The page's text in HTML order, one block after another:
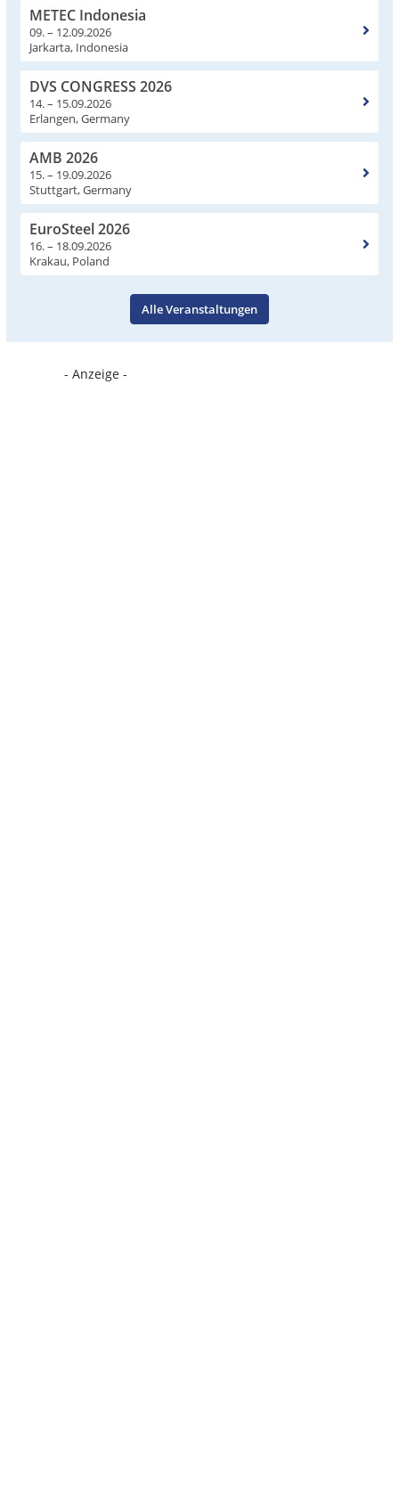
METEC Indonesia
09. – 12.09.2026
Jarkarta, Indonesia
DVS CONGRESS 2026
14. – 15.09.2026
Erlangen, Germany
AMB 2026
15. – 19.09.2026
Stuttgart, Germany
EuroSteel 2026
16. – 18.09.2026
Krakau, Poland
Alle Veranstaltungen
- Anzeige -